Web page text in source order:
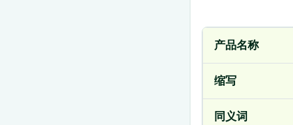
产品名称
缩写
同义词